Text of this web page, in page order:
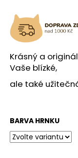
Krásný a
Vaše blízké,
ale také
BARVA HRNKU
D
o
p
o
r
č
e
m
e